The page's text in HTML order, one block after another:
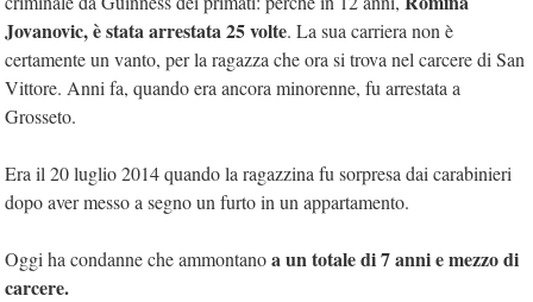
Jovanovic, è stata arrestata 25 volte. La sua carriera non è
certamente un vanto, per la ragazza che ora si trova nel carcere di San
Vittore. Anni fa, quando era ancora minorenne, fu arrestata a
Grosseto.
Era il 20 luglio 2014 quando la ragazzina fu sorpresa dai carabinieri
dopo aver messo a segno un furto in un appartamento.
Oggi ha condanne che ammontanoa un totale di 7 anni e mezzo di
carcere.